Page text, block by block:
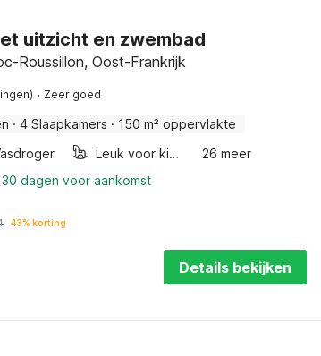
uitzicht en zwembad
Roussillon, Oost-Frankrijk
· Zeer goed
· 4 Slaapkamers · 150 m² oppervlakte
Leuk voor kinderen
26 meer
dagen voor aankomst
43% korting
Details bekijken